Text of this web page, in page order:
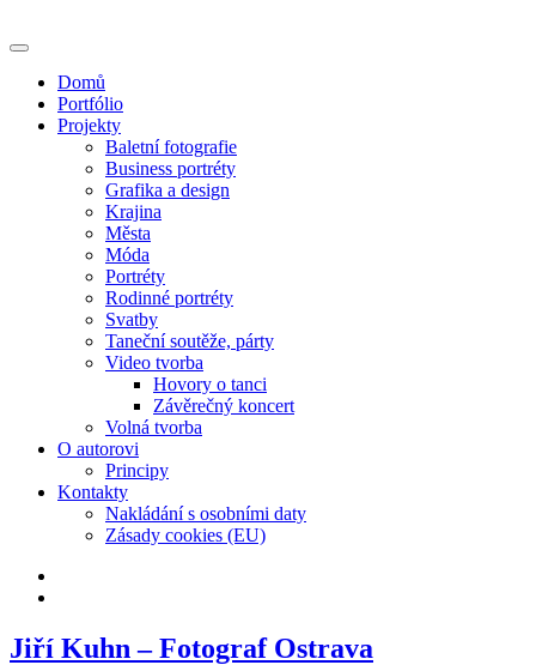
to
Domů
Portfólio
Projekty
Baletní fotografie
Business portréty
Grafika a design
Krajina
Města
Móda
Portréty
Rodinné portréty
Svatby
Taneční soutěže, párty
Video tvorba
Hovory o tanci
Závěrečný koncert
Volná tvorba
O autorovi
Principy
Kontakty
Nakládání s osobními daty
Zásady cookies (EU)
Jiří Kuhn – Fotograf Ostrava